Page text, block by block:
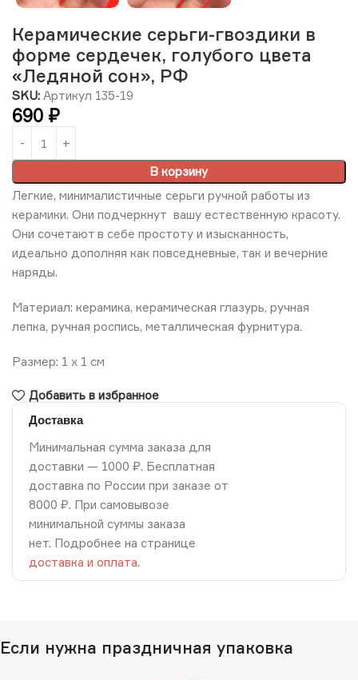
Керамические серьги-гвоздики в
форме сердечек, голубого цвета
«Ледяной сон», РФ
SKU: Артикул 135-19
690 ₽
В корзину
Легкие, минималистичные серьги ручной работы из
керамики. Они подчеркнут вашу естественную красоту.
Они сочетают в себе простоту и изысканность,
идеально дополняя как повседневные, так и вечерние
наряды.
Материал: керамика, керамическая глазурь, ручная
лепка, ручная роспись, металлическая фурнитура.
Размер: 1 х 1 см
Добавить в избранное
Доставка
Минимальная сумма заказа для
доставки — 1000 ₽. Бесплатная
доставка по России при заказе от
8000 ₽. При самовывозе
минимальной суммы заказа
нет. Подробнее на странице
доставка и оплата.
Если нужна праздничная упаковка